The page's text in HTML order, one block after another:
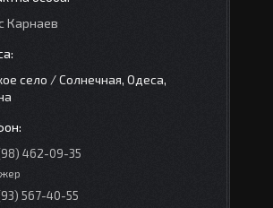
Карнаев
село / Солнечная, Одеса,
462-09-35
567-40-55